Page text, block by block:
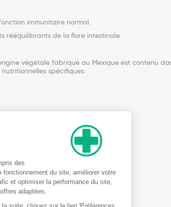
immunitaire normal.
rééquilibrants de la flore intestinale.
végétale fabriqué au Mexique est contenu
spécifiques.